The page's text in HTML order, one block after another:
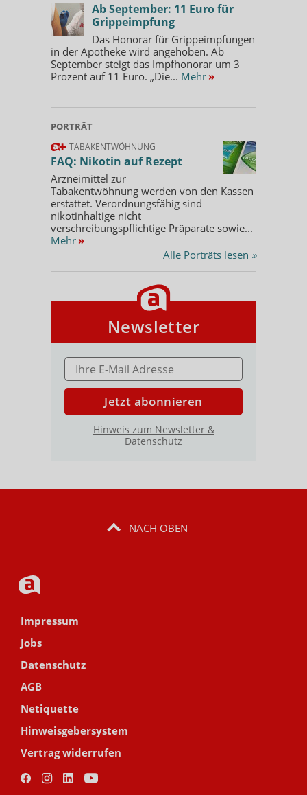
Ab September: 11 Euro für
Grippeimpfung
Das Honorar für Grippeimpfungen
in der Apotheke wird angehoben. Ab
September steigt das Impfhonorar um 3
Prozent auf 11 Euro. „Die... Mehr »
PORTRÄT
TABAKENTWÖHNUNG
FAQ: Nikotin auf Rezept
Arzneimittel zur
Tabakentwöhnung werden von den Kassen
erstattet. Verordnungsfähig sind
nikotinhaltige nicht
verschreibungspflichtige Präparate sowie...
Mehr »
Alle Porträts lesen »
Newsletter
E-MAIL ADRESSE
Jetzt abonnieren
Hinweis zum Newsletter &
Datenschutz
NACH OBEN
Impressum
Jobs
Datenschutz
AGB
Netiquette
Hinweisgebersystem
Vertrag widerrufen